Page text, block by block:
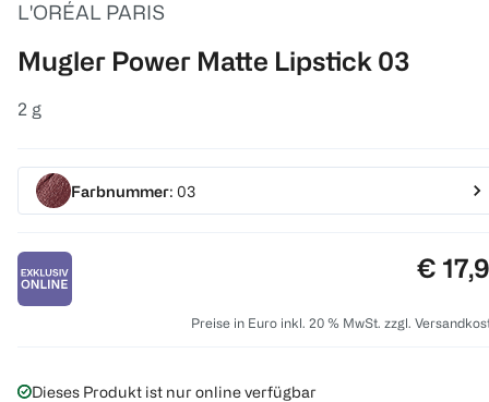
L'ORÉAL PARIS
Mugler Power Matte Lipstick 03
2 g
Farbnummer: 03
Preis:
€
Preise in Euro inkl. 20 % MwSt. zzgl.
Dieses Produkt ist nur online verfügbar